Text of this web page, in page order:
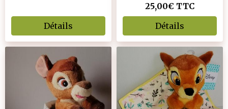
Détails
25,00€ TTC
Détails